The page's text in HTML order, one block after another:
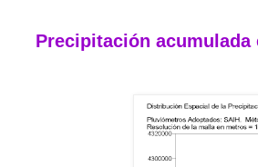
Precipitación acumulada